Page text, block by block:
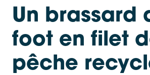
Un brassard
foot en filet
pêche